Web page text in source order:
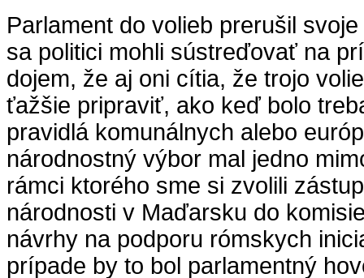
Parlament do volieb prerušil
sa politici mohli sústreďovať na
dojem, že aj oni cítia, že trojo
ťažšie pripraviť, ako keď bolo
pravidlá komunálnych alebo
národnostný výbor mal jedno
rámci ktorého sme si zvolili
národnosti v Maďarsku do
návrhy na podporu rómskych
prípade by to bol parlamentný